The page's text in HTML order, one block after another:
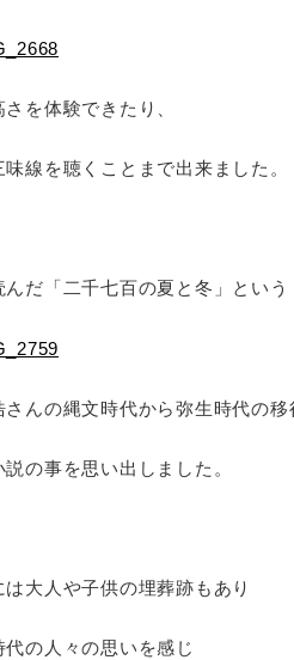
を体験できたり、
味線を聴くことまで出来ました。
んだ「二千七百の夏と冬」という
さんの縄文時代から弥生時代の移
説の事を思い出しました。
は大人や子供の埋葬跡もあり
代の人々の思いを感じ